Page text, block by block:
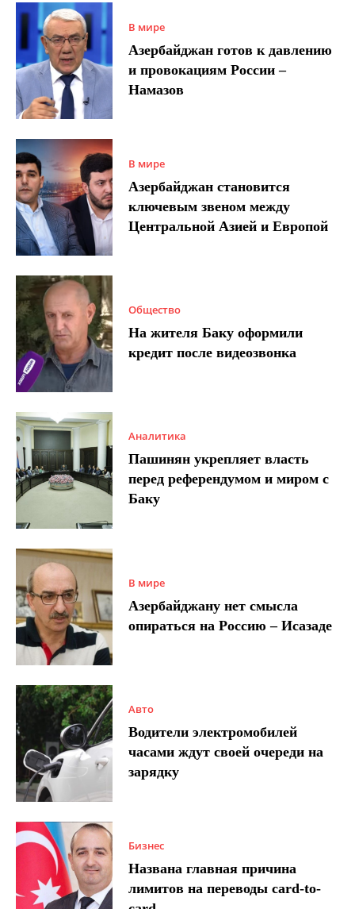
В мире
Азербайджан готов к давлению
и провокациям России –
Намазов
В мире
Азербайджан становится
ключевым звеном между
Центральной Азией и Европой
Общество
На жителя Баку оформили
кредит после видеозвонка
Аналитика
Пашинян укрепляет власть
перед референдумом и миром с
Баку
В мире
Азербайджану нет смысла
опираться на Россию – Исазаде
Авто
Водители электромобилей
часами ждут своей очереди на
зарядку
Бизнес
Названа главная причина
лимитов на переводы card-to-